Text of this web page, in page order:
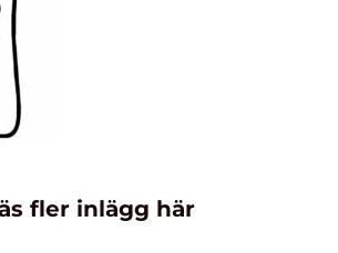
fler inlägg här